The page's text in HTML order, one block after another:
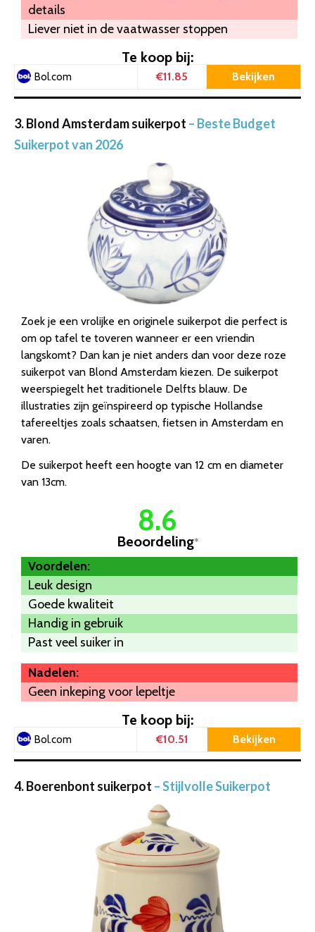
details
Liever niet in de vaatwasser stoppen
Te koop bij:
Bol.com €11.85 Bekijken
3. Blond Amsterdam suikerpot – Beste Budget
Suikerpot van 2026
Zoek je een vrolijke en originele suikerpot die perfect is
om op tafel te toveren wanneer er een vriendin
langskomt? Dan kan je niet anders dan voor deze roze
suikerpot van Blond Amsterdam kiezen. De suikerpot
weerspiegelt het traditionele Delfts blauw. De
illustraties zijn geïnspireerd op typische Hollandse
tafereeltjes zoals schaatsen, fietsen in Amsterdam en
varen.
De suikerpot heeft een hoogte van 12 cm en diameter
van 13cm.
8.6
Beoordeling*
Voordelen:
Leuk design
Goede kwaliteit
Handig in gebruik
Past veel suiker in
Nadelen:
Geen inkeping voor lepeltje
Te koop bij:
Bol.com €10.51 Bekijken
4. Boerenbont suikerpot – Stijlvolle Suikerpot